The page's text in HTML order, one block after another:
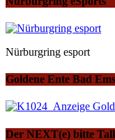
Nürburgring esport
Goldene Ente Bad Ems
Der NEXT(e) bitte